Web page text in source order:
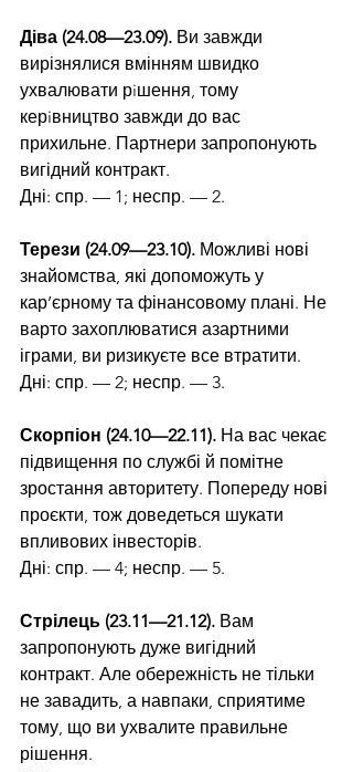
Діва (24.08—23.09). Ви завжди
вирізнялися вмінням швидко
ухвалювати рiшення, тому
керiвництво завжди до вас
прихильне. Партнери запропонують
вигідний контракт.
Дні: спр. — 1; неспр. — 2.
Терези (24.09—23.10). Можливі нові
знайомства, які допоможуть у
кар’єрному та фінансовому плані. Не
варто захоплюватися азартними
іграми, ви ризикуєте все втратити.
Дні: спр. — 2; неспр. — 3.
Скорпіон (24.10—22.11). На вас чекає
підвищення по службі й помітне
зростання авторитету. Попереду нові
проєкти, тож доведеться шукати
впливових інвесторів.
Дні: спр. — 4; неспр. — 5.
Стрілець (23.11—21.12). Вам
запропонують дуже вигідний
контракт. Але обережність не тільки
не завадить, а навпаки, сприятиме
тому, що ви ухвалите правильне
рішення.